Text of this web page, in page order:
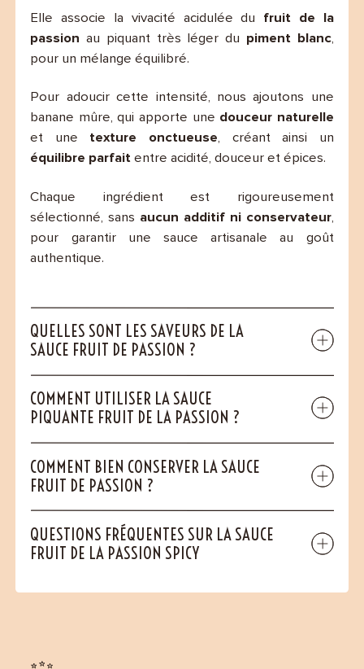
Elle associe la vivacité acidulée du fruit de la
passion au piquant très léger du piment blanc,
pour un mélange équilibré.
Pour adoucir cette intensité, nous ajoutons une
banane mûre, qui apporte une douceur naturelle
et une texture onctueuse, créant ainsi un
équilibre parfait entre acidité, douceur et épices.
Chaque ingrédient est rigoureusement
sélectionné, sans aucun additif ni conservateur,
pour garantir une sauce artisanale au goût
authentique.
QUELLES SONT LES SAVEURS DE LA
SAUCE FRUIT DE PASSION ?
COMMENT UTILISER LA SAUCE
PIQUANTE FRUIT DE LA PASSION ?
COMMENT BIEN CONSERVER LA SAUCE
FRUIT DE PASSION ?
QUESTIONS FRÉQUENTES SUR LA SAUCE
FRUIT DE LA PASSION SPICY